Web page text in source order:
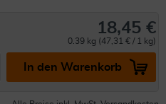
18,45 €
0.39 kg (47,31 € / 1 kg)
In den Warenkorb